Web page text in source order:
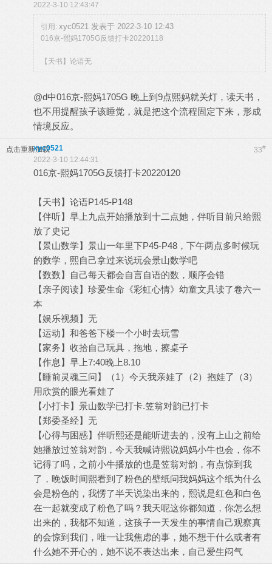
2022-3-10 12:43:47
引用: xyc0521 发表于 2022-3-10 12:43
016京-熙妈1705G反馈打卡20220118
【天书】论语无
@d中016京-熙妈1705G 晚上到9点熙妈就关灯，读天书，
也不用提醒孩子该睡觉，就是把这个流程固定下来，形成
情境反应。
点击重新加载 33#
xyc0521
2022-3-10 12:44:31
016京-熙妈1705G反馈打卡20220120
【天书】论语P145-P148
【伴听】早上九点开始播放到十二点她，伴听目前只给熙
放了史记
【景山数学】景山一年里下P45-P48，下午两点多时候玩
的数学，熙自己拿过来说玩会景山数学吧
【数数】自己每天都会自言自语的数，顺序会错
【亲子阅读】珍爱生命《彩虹心情》幼童文具读了卷六一
本
【娱乐视频】无
【运动】和爸爸下楼一个小时去玩雪
【家务】收拾自己玩具，拖地，擦桌子
【作息】早上7:40晚上8.10
【睡前灵魂三问】（1）今天我亲娃了（2）抱娃了（3）
用欣赏的眼光看娃了
【小打卡】景山数学已打卡.笠翁对韵已打卡
【郑委圣经】无
【心得与困惑】伴听熙还是能听进去的，没有上山之前给
她播放过笠翁对韵，今天我喊诗熙说妈妈小牛也会，你不
记得了吗，之前小牛播放的也是笠翁对韵，有点惊到我
了，晚饭时间熙看到了粉色的壁纸问我妈妈这个纸为什么
会是粉色的，我愣了半天说染出来的，熙说是红色和白色
在一起就变成了粉色了吗？我天呢这你都知道，你怎么想
出来的，我都不知道，这孩子一天发生的事情自己观察真
的会惊到我们，唯一让我焦虑的事，她不想干什么或者有
什么她不开心的，她不说不表达出来，自己爱生闷气